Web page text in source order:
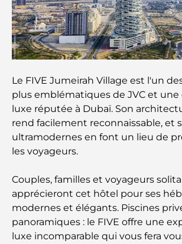
voyage culinaire
Découvrez la promenade de
balade placée sous le signe du
panoramas.
Meilleurs quartiers où vivre en
découvrez les meilleures options
Hôtels 5 étoiles à Dubaï : un luxe
chaque voyageur
guide ultime
Les meilleurs iftars à Dubaï : 7
incontournables pour un repas
mémorable
Le FIVE Jumeirah Village est l'un
plus emblématiques de JVC et
luxe réputée à Dubaï. Son
rend facilement reconnaissable, et
ultramodernes en font un lieu de
les voyageurs.
Couples, familles et voyageurs
apprécieront cet hôtel pour ses
modernes et élégants. Piscines
panoramiques : le FIVE offre une
luxe incomparable qui vous fera